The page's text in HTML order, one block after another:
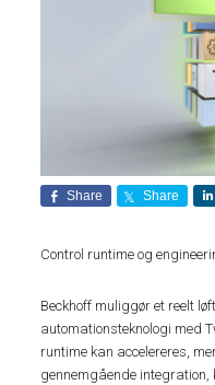
Share Share
Control runtime og
Beckhoff muliggør et reelt
automationsteknologi med
runtime kan accelereres,
gennemgående